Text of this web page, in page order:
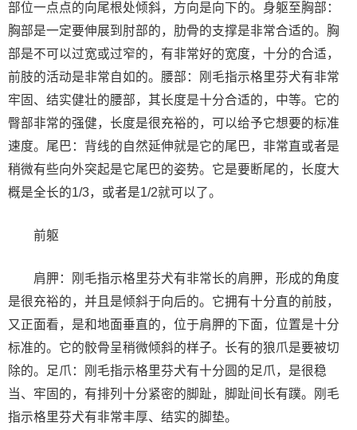
部位一点点的向尾根处倾斜，方向是向下的。身躯至胸部：
胸部是一定要伸展到肘部的，肋骨的支撑是非常合适的。胸
部是不可以过宽或过窄的，有非常好的宽度，十分的合适，
前肢的活动是非常自如的。腰部：刚毛指示格里芬犬有非常
牢固、结实健壮的腰部，其长度是十分合适的，中等。它的
臀部非常的强健，长度是很充裕的，可以给予它想要的标准
速度。尾巴：背线的自然延伸就是它的尾巴，非常直或者是
稍微有些向外突起是它尾巴的姿势。它是要断尾的，长度大
概是全长的1/3，或者是1/2就可以了。
前躯
肩胛：刚毛指示格里芬犬有非常长的肩胛，形成的角度
是很充裕的，并且是倾斜于向后的。它拥有十分直的前肢，
又正面看，是和地面垂直的，位于肩胛的下面，位置是十分
标准的。它的骹骨呈稍微倾斜的样子。长有的狼爪是要被切
除的。足爪：刚毛指示格里芬犬有十分圆的足爪，是很稳
当、牢固的，有排列十分紧密的脚趾，脚趾间长有蹼。刚毛
指示格里芬犬有非常丰厚、结实的脚垫。